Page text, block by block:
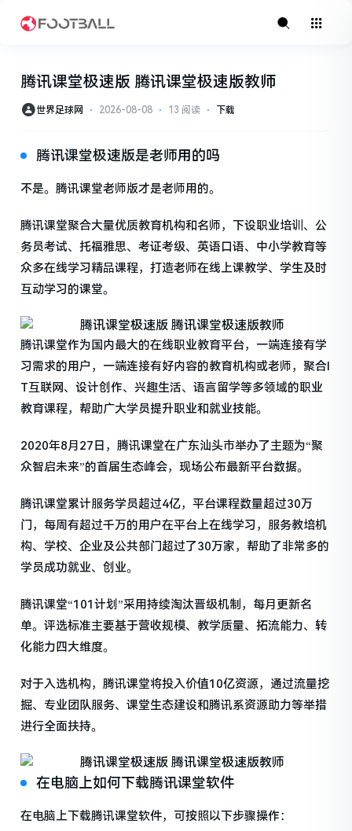
腾讯课堂极速版 腾讯课堂极速版教师
世界足球网 ⋅ 2026-08-08 ⋅ 13 阅读 ⋅ 下载
腾讯课堂极速版是老师用的吗
不是。腾讯课堂老师版才是老师用的。
腾讯课堂聚合大量优质教育机构和名师，下设职业培训、公
务员考试、托福雅思、考证考级、英语口语、中小学教育等
众多在线学习精品课程，打造老师在线上课教学、学生及时
互动学习的课堂。
腾讯课堂作为国内最大的在线职业教育平台，一端连接有学
习需求的用户，一端连接有好内容的教育机构或老师，聚合I
T互联网、设计创作、兴趣生活、语言留学等多领域的职业
教育课程，帮助广大学员提升职业和就业技能。
2020年8月27日，腾讯课堂在广东汕头市举办了主题为“聚
众智启未来”的首届生态峰会，现场公布最新平台数据。
腾讯课堂累计服务学员超过4亿，平台课程数量超过30万
门，每周有超过千万的用户在平台上在线学习，服务教培机
构、学校、企业及公共部门超过了30万家，帮助了非常多的
学员成功就业、创业。
腾讯课堂“101计划”采用持续淘汰晋级机制，每月更新名
单。评选标准主要基于营收规模、教学质量、拓流能力、转
化能力四大维度。
对于入选机构，腾讯课堂将投入价值10亿资源，通过流量挖
掘、专业团队服务、课堂生态建设和腾讯系资源助力等举措
进行全面扶持。
在电脑上如何下载腾讯课堂软件
在电脑上下载腾讯课堂软件，可按照以下步骤操作：